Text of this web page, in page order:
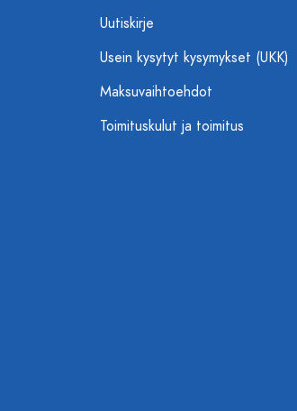
Uutiskirje
Usein kysytyt kysymykset (UKK)
Maksuvaihtoehdot
Toimituskulut ja toimitus